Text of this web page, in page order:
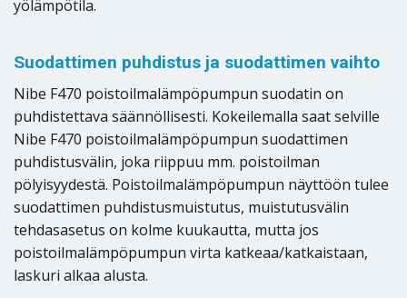
yölämpötila.
Suodattimen puhdistus ja suodattimen vaihto
Nibe F470 poistoilmalämpöpumpun suodatin on
puhdistettava säännöllisesti. Kokeilemalla saat selville
Nibe F470 poistoilmalämpöpumpun suodattimen
puhdistusvälin, joka riippuu mm. poistoilman
pölyisyydestä. Poistoilmalämpöpumpun näyttöön tulee
suodattimen puhdistusmuistutus, muistutusvälin
tehdasasetus on kolme kuukautta, mutta jos
poistoilmalämpöpumpun virta katkeaa/katkaistaan,
laskuri alkaa alusta.